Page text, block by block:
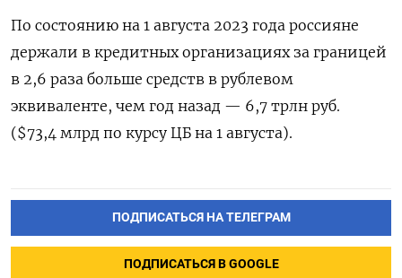
По состоянию на 1 августа 2023 года россияне
держали в кредитных организациях за границей
в 2,6 раза больше средств в рублевом
эквиваленте, чем год назад — 6,7 трлн руб.
($73,4 млрд по курсу ЦБ на 1 августа).
ПОДПИСАТЬСЯ НА ТЕЛЕГРАМ
ПОДПИСАТЬСЯ В GOOGLE